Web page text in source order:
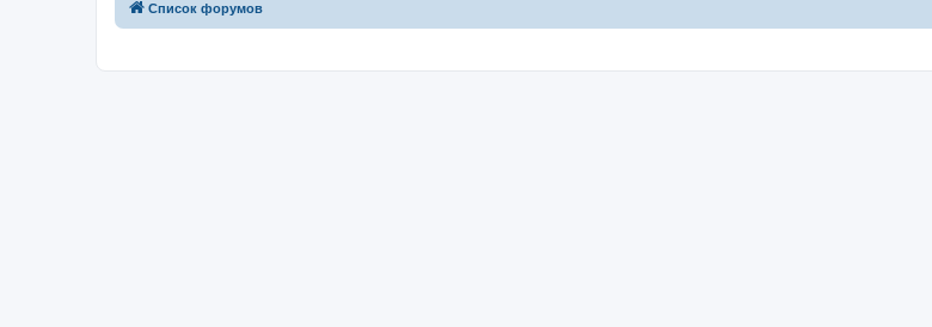
Список форумов